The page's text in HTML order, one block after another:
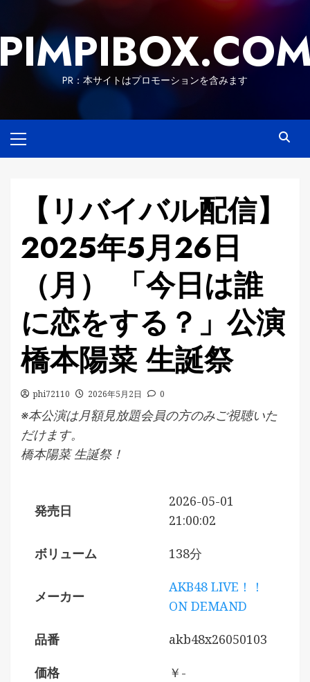
content
PR：本サイトはプロモーションを含みます
Menu
【リバイバル配信】
2025年5月26日
（月） 「今日は誰
に恋をする？」公演
橋本陽菜 生誕祭
phi72110 2026年5月2日 0
※本公演は月額見放題会員の方のみご視聴いた
だけます。
橋本陽菜 生誕祭！
発売日
2026-05-01
21:00:02
ボリューム
138分
メーカー
AKB48 LIVE！！
ON DEMAND
品番
akb48x26050103
価格
￥-